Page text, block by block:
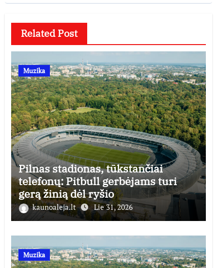
Related Post
Muzika
Pilnas stadionas, tūkstančiai
telefonų: Pitbull gerbėjams turi
gerą žinią dėl ryšio
kaunoaleja.lt Lie 31, 2026
Muzika